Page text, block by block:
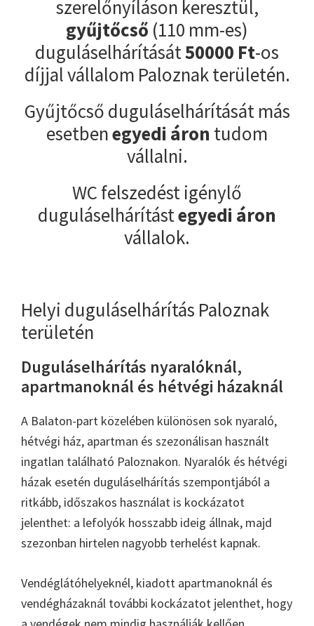
szerelőnyíláson keresztül,
gyűjtőcső (110 mm-es)
duguláselhárítását50000 Ft-os
díjjal vállalom Paloznak területén.
Gyűjtőcső duguláselhárítását más
esetbenegyedi áron tudom
vállalni.
WC felszedést igénylő
duguláselhárítástegyedi áron
vállalok.
Helyi duguláselhárítás Paloznak
területén
Duguláselhárítás nyaralóknál,
apartmanoknál és hétvégi házaknál
A Balaton-part közelében különösen sok nyaraló,
hétvégi ház, apartman és szezonálisan használt
ingatlan található Paloznakon. Nyaralók és hétvégi
házak esetén duguláselhárítás szempontjából a
ritkább, időszakos használat is kockázatot
jelenthet: a lefolyók hosszabb ideig állnak, majd
szezonban hirtelen nagyobb terhelést kapnak.
Vendéglátóhelyeknél, kiadott apartmanoknál és
vendégházaknál további kockázatot jelenthet, hogy